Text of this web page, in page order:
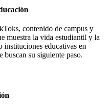
contenido de campus y
muestra la vida estudiantil y la
instituciones educativas en
buscan su siguiente paso.